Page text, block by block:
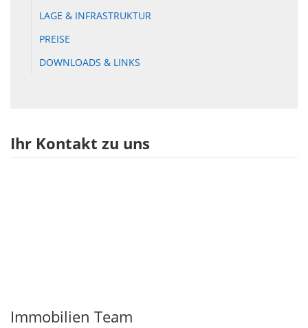
LAGE & INFRASTRUKTUR
PREISE
DOWNLOADS & LINKS
Ihr Kontakt zu uns
Immobilien Team